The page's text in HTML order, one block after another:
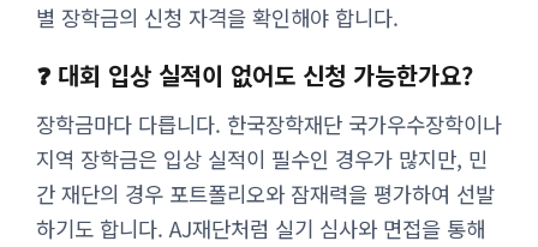
별 장학금의 신청 자격을 확인해야 합니다.
❓ 대회 입상 실적이 없어도 신청 가능한가요?
장학금마다 다릅니다. 한국장학재단 국가우수장학이나
지역 장학금은 입상 실적이 필수인 경우가 많지만, 민
간 재단의 경우 포트폴리오와 잠재력을 평가하여 선발
하기도 합니다. AJ재단처럼 실기 심사와 면접을 통해